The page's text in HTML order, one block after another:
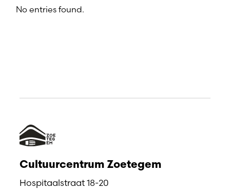
No entries found.
Cultuurcentrum Zoetegem
Hospitaalstraat 18-20